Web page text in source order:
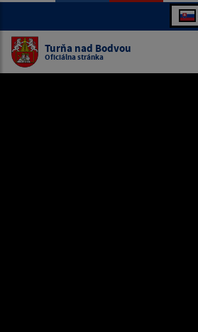
Turňa nad Bodvou
Oficiálna stránka